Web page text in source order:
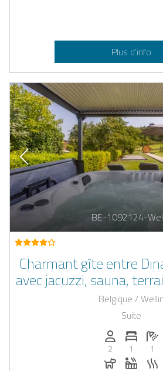
Plus d’info
BE-1092124-
Charmant gîte entre
avec jacuzzi, sauna,
(2 adultes + 2
Belgique / Wellin
Suite
Personnes
2
1
1
Chiens Jacuzzi